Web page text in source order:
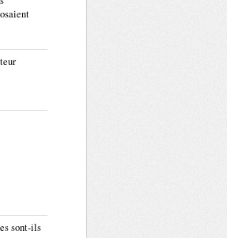
sont-ils